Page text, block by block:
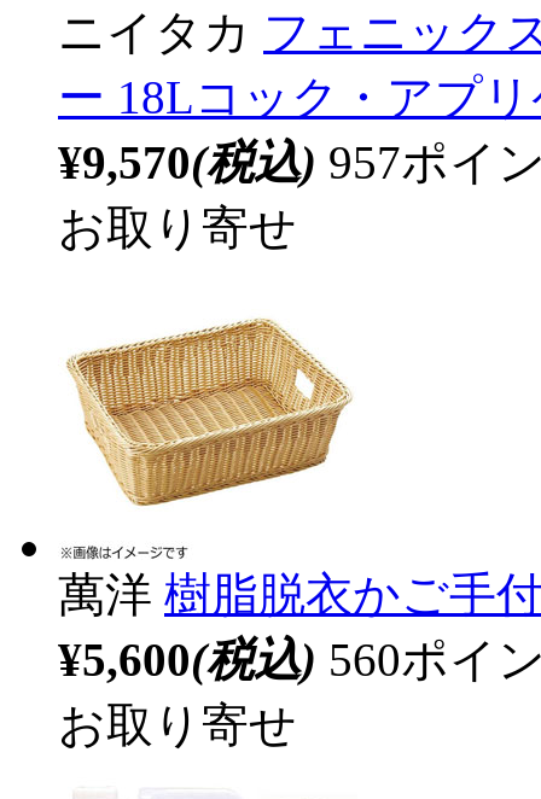
ニイタカ フェニック
ー 18Lコック・アプ
¥9,570(税込) 957ポイ
お取り寄せ
萬洋 樹脂脱衣かご手
¥5,600(税込) 560ポイ
お取り寄せ